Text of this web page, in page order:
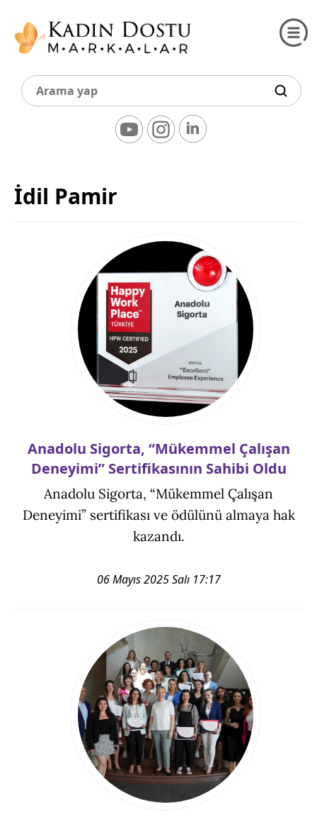
İdil Pamir
Anadolu Sigorta, “Mükemmel Çalışan
Deneyimi” Sertifikasının Sahibi Oldu
Anadolu Sigorta, “Mükemmel Çalışan
Deneyimi” sertifikası ve ödülünü almaya hak
kazandı.
06 Mayıs 2025 Salı 17:17